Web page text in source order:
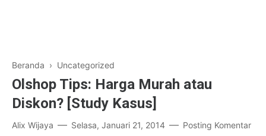
Beranda › Uncategorized
Olshop Tips: Harga Murah atau
Diskon? [Study Kasus]
Alix Wijaya Selasa, Januari 21, 2014 Posting Komentar